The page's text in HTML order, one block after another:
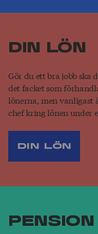
Din lön
Gör du ett bra jobb ska
det facket som
lönerna, men vanligast
chef kring lönen under
Din lön
Pension